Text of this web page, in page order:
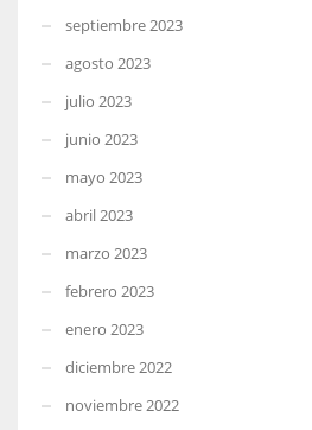
septiembre 2023
agosto 2023
julio 2023
junio 2023
mayo 2023
abril 2023
marzo 2023
febrero 2023
enero 2023
diciembre 2022
noviembre 2022